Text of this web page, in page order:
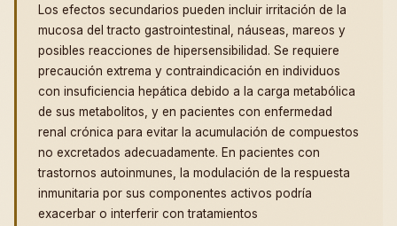
Los efectos secundarios pueden incluir irritación de la
mucosa del tracto gastrointestinal, náuseas, mareos y
posibles reacciones de hipersensibilidad. Se requiere
precaución extrema y contraindicación en individuos
con insuficiencia hepática debido a la carga metabólica
de sus metabolitos, y en pacientes con enfermedad
renal crónica para evitar la acumulación de compuestos
no excretados adecuadamente. En pacientes con
trastornos autoinmunes, la modulación de la respuesta
inmunitaria por sus componentes activos podría
exacerbar o interferir con tratamientos